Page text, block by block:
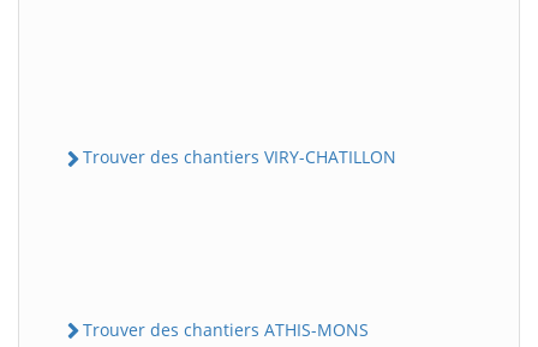
Trouver des chantiers VIRY-CHATILLON
Trouver des chantiers ATHIS-MONS